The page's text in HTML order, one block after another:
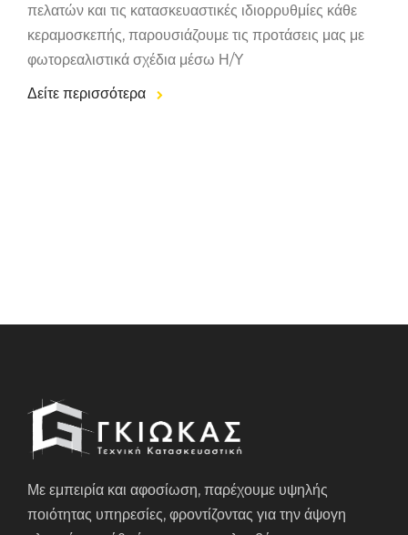
πελατών και τις κατασκευαστικές ιδιορρυθμίες κάθε
κεραμοσκεπής, παρουσιάζουμε τις προτάσεις μας με
φωτορεαλιστικά σχέδια μέσω Η/Υ
Δείτε περισσότερα
Με εμπειρία και αφοσίωση, παρέχουμε υψηλής
ποιότητας υπηρεσίες, φροντίζοντας για την άψογη